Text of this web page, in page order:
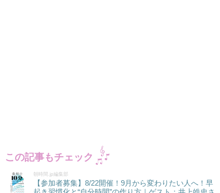
この記事もチェック
朝時間.jp編集部
【参加者募集】8/22開催！9月から変わりたい人へ！早